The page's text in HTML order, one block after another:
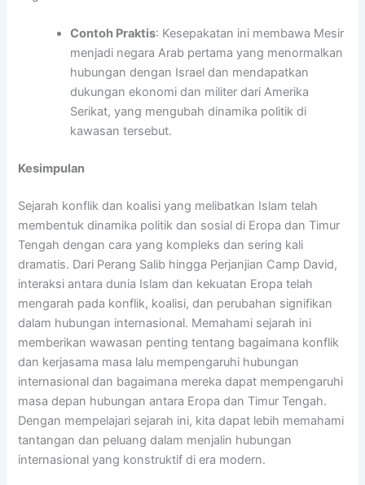
Contoh Praktis: Kesepakatan ini membawa Mesir
menjadi negara Arab pertama yang menormalkan
hubungan dengan Israel dan mendapatkan
dukungan ekonomi dan militer dari Amerika
Serikat, yang mengubah dinamika politik di
kawasan tersebut.
Kesimpulan
Sejarah konflik dan koalisi yang melibatkan Islam telah
membentuk dinamika politik dan sosial di Eropa dan Timur
Tengah dengan cara yang kompleks dan sering kali
dramatis. Dari Perang Salib hingga Perjanjian Camp David,
interaksi antara dunia Islam dan kekuatan Eropa telah
mengarah pada konflik, koalisi, dan perubahan signifikan
dalam hubungan internasional. Memahami sejarah ini
memberikan wawasan penting tentang bagaimana konflik
dan kerjasama masa lalu mempengaruhi hubungan
internasional dan bagaimana mereka dapat mempengaruhi
masa depan hubungan antara Eropa dan Timur Tengah.
Dengan mempelajari sejarah ini, kita dapat lebih memahami
tantangan dan peluang dalam menjalin hubungan
internasional yang konstruktif di era modern.